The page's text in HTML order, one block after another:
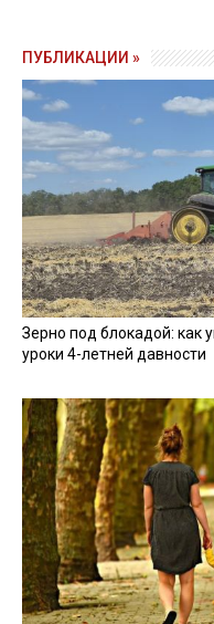
ПУБЛИКАЦИИ »
Зерно под блокадой: как
уроки 4-летней давности